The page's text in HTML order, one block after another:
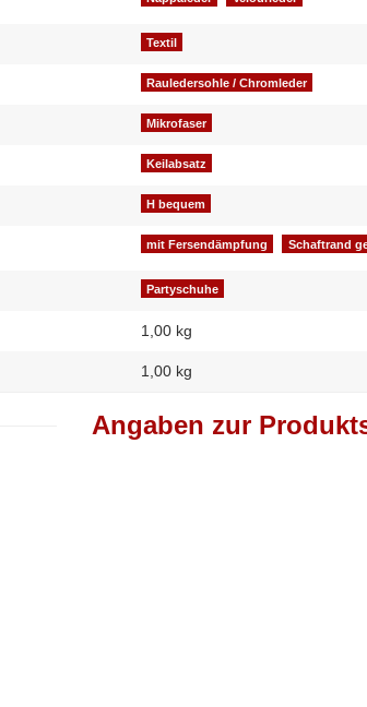
Textil
Rauledersohle / Chromleder
Mikrofaser
Keilabsatz
H bequem
mit Fersendämpfung Schaftrand
Partyschuhe
1,00 kg
1,00 kg
Angaben zur